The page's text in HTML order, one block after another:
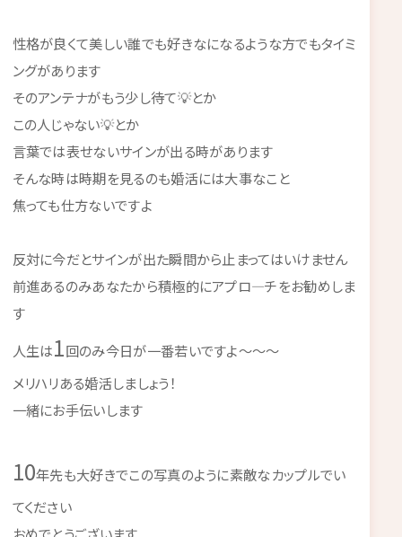
性格が良くて美しい誰でも好きなになるような方でもタイミ
ングがあります
そのアンテナがもう少し待て💡とか
この人じゃない💡とか
言葉では表せないサインが出る時があります
そんな時は時期を見るのも婚活には大事なこと
焦っても仕方ないですよ
反対に今だとサインが出た瞬間から止まってはいけません
前進あるのみあなたから積極的にアプロ―チをお勧めしま
す
人生は1回のみ今日が一番若いですよ～～～
メリハリある婚活しましょう！
一緒にお手伝いします
10年先も大好きでこの写真のように素敵なカップルでい
てください
おめでとうございます